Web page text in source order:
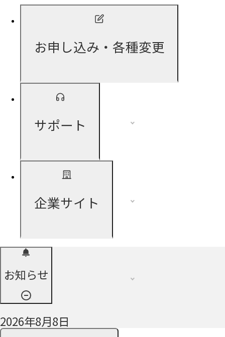
お申し込み・各種変更
サポート
企業サイト
お知らせ
2026年8月8日